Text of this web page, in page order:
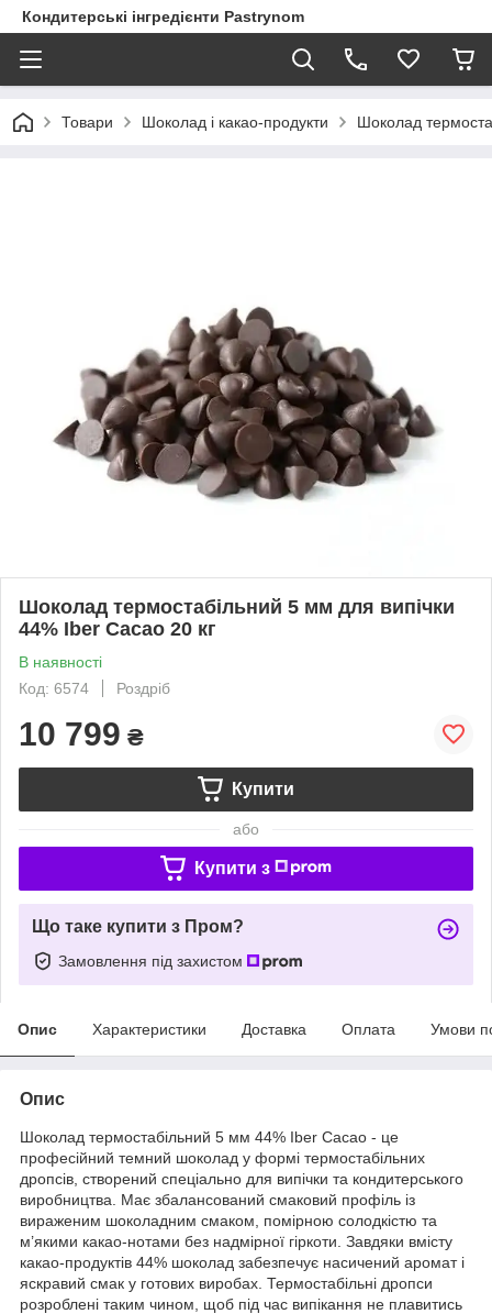
Кондитерські інгредієнти Pastrynom
Товари Шоколад і какао-продукти Шоколад
Шоколад термостабільний 5 мм для випічки
44% Iber Cacao 20 кг
В наявності
Код: 6574
Роздріб
10 799 ₴
Купити
або
Купити з
Що таке купити з Пром?
Замовлення під захистом
Опис Характеристики Доставка Оплата Умови
Опис
Шоколад термостабільний 5 мм 44% Iber Cacao - це
професійний темний шоколад у формі термостабільних
дропсів, створений спеціально для випічки та кондитерського
виробництва. Має збалансований смаковий профіль із
вираженим шоколадним смаком, помірною солодкістю та
м’якими какао-нотами без надмірної гіркоти. Завдяки вмісту
какао-продуктів 44% шоколад забезпечує насичений аромат і
яскравий смак у готових виробах. Термостабільні дропси
розроблені таким чином, щоб під час випікання не плавитись